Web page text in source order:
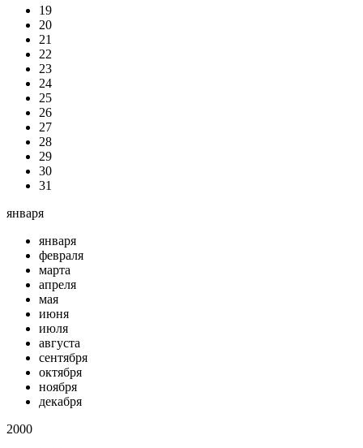
19
20
21
22
23
24
25
26
27
28
29
30
31
января
января
февраля
марта
апреля
мая
июня
июля
августа
сентября
октября
ноября
декабря
2000